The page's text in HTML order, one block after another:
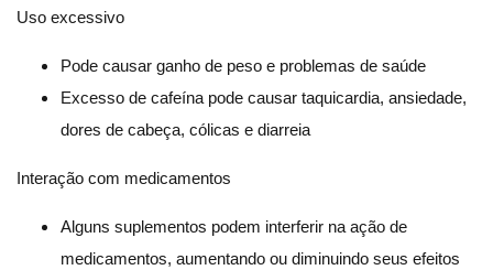
Uso excessivo
Pode causar ganho de peso e problemas de saúde
Excesso de cafeína pode causar taquicardia, ansiedade,
dores de cabeça, cólicas e diarreia
Interação com medicamentos
Alguns suplementos podem interferir na ação de
medicamentos, aumentando ou diminuindo seus efeitos